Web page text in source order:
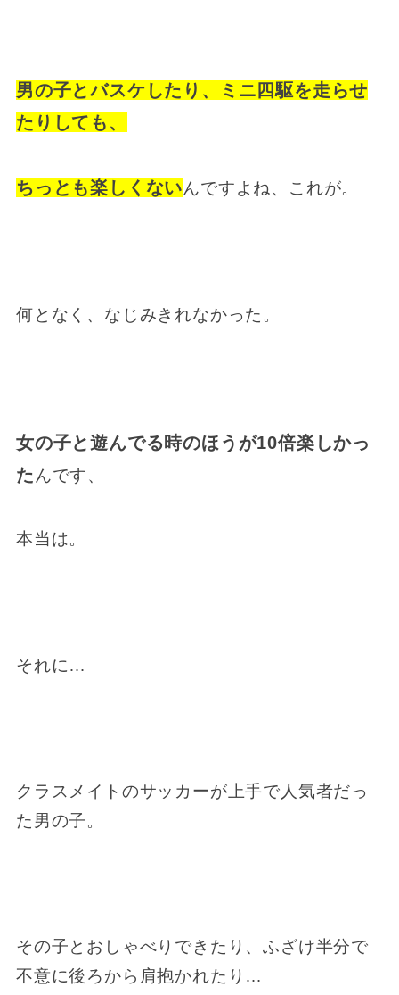
男の子とバスケしたり、ミニ四駆を走らせ
たりしても、
ちっとも楽しくないんですよね、これが。
何となく、なじみきれなかった。
女の子と遊んでる時のほうが10倍楽しかっ
たんです、
本当は。
それに…
クラスメイトのサッカーが上手で人気者だっ
た男の子。
その子とおしゃべりできたり、ふざけ半分で
不意に後ろから肩抱かれたり…